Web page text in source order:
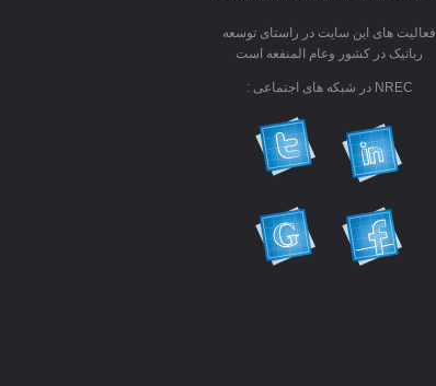
فعالیت های این سایت در راستای توسعه
رباتیک در کشور وعام المنفعه است
NREC در شبکه های اجتماعی :